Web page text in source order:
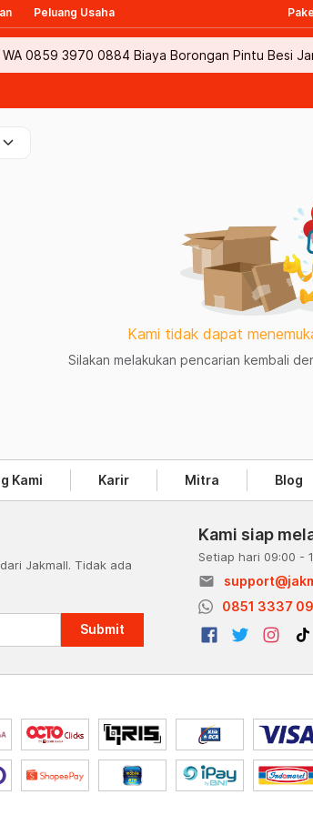
Peluang Usaha
keyboard_arrow_down
Kami tidak dapat
Silakan melakukan pencarian kembali
Kami Karir Mitra Blog
Jakmall. Tidak ada
Submit
Kami siap
Setiap hari 09:00 -
email
0851 3337